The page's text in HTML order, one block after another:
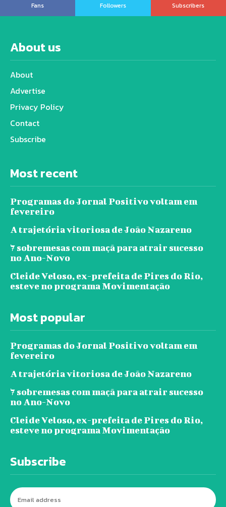
Fans
Followers
Subscribers
About us
About
Advertise
Privacy Policy
Contact
Subscribe
Most recent
Programas do Jornal Positivo voltam em
fevereiro
A trajetória vitoriosa de João Nazareno
7 sobremesas com maçã para atrair sucesso
no Ano-Novo
Cleide Veloso, ex-prefeita de Pires do Rio,
esteve no programa Movimentação
Most popular
Programas do Jornal Positivo voltam em
fevereiro
A trajetória vitoriosa de João Nazareno
7 sobremesas com maçã para atrair sucesso
no Ano-Novo
Cleide Veloso, ex-prefeita de Pires do Rio,
esteve no programa Movimentação
Subscribe